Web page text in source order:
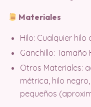
Materiales
Hilo: Cualquier
Ganchillo:
Otros Materiales:
métrica, hilo
pequeños